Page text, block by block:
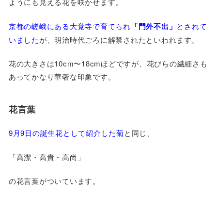
京都の嵯峨にある大覚寺で育てられ 「門外不出」 とされて
いましたが、明治時代ごろに解禁されたといわれます。
花の大きさは10cm〜18cmほどですが、花びらの繊細さも
あってかなり華奢な印象です。
花言葉
9月9日の誕生花として紹介した菊と同じ、
「高潔・高貴・高尚」
の花言葉がついています。